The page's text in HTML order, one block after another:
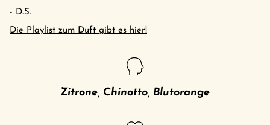
- D.S.
Die Playlist zum Duft gibt es hier!
Zitrone, Chinotto, Blutorange